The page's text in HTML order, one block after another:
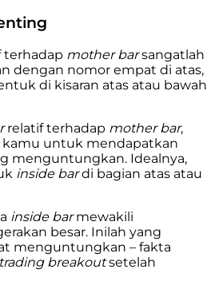
mother barsangatlah
dengan nomor empat di atas,
di kisaran atas atau bawah
relatif terhadap mother bar,
kamu untuk mendapatkan
menguntungkan. Idealnya,
inside bardi bagian atas atau
inside barmewakili
besar. Inilah yang
menguntungkan – fakta
trading breakoutsetelah